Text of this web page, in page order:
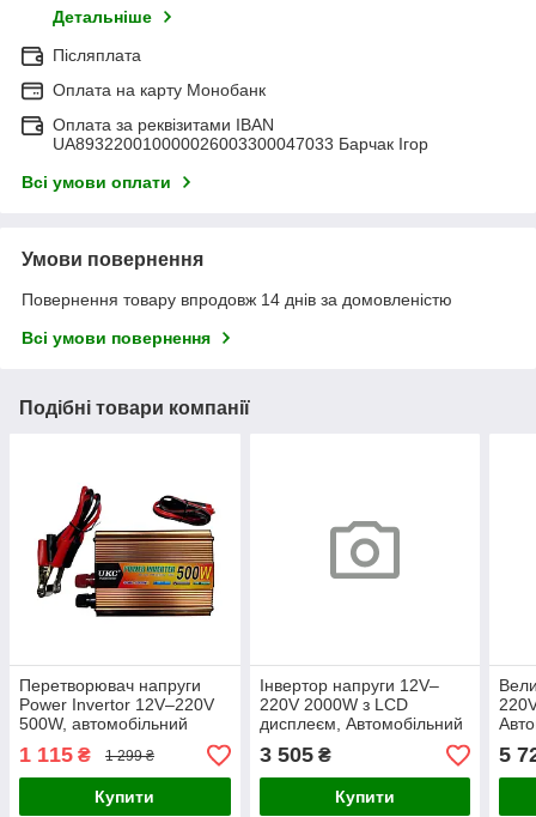
Детальніше
Післяплата
Оплата на карту Монобанк
Оплата за реквізитами IBAN
UA893220010000026003300047033 Барчак Ігор
Всі умови оплати
Умови повернення
Повернення товару впродовж 14 днів за домовленістю
Всі умови повернення
Подібні товари компанії
Перетворювач напруги
Power Invertor 12V–220V
500W, автомобільний
220В
1 115 ₴ 1 299 ₴
Купити
Інвертор напруги 12V–
220V 2000W з LCD
дисплеєм, Автомобільний
перетворювач для дому,
техніки та резервного
живлення
3 505₴
Купити
5